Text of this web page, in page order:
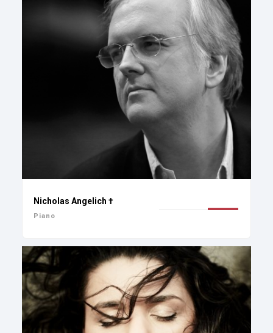
Nicholas Angelich †
Piano